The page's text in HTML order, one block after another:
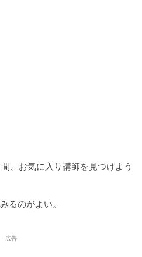
、お気に入り講師を見つけよう
るのがよい。
広告